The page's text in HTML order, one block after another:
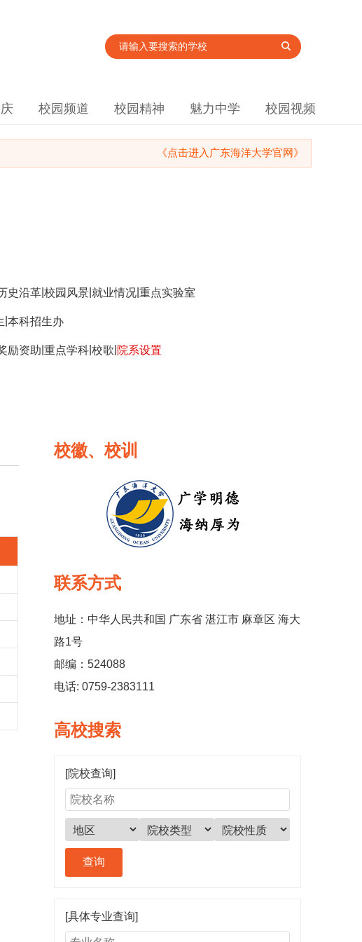
校园频道 校园精神 魅力中学 校园视频
《点击进入广东海洋大学官网》
史沿革 |校园风景 就业情况 |重点实验室
|本科招生办
励资助 |重点学科 |校歌 院系设置
校徽、校训
联系方式
地址：中华人民共和国 广东省 湛江市 麻章区 海大
路1号
邮编：524088
电话: 0759-2383111
高校搜索
[院校查询]
[具体专业查询]